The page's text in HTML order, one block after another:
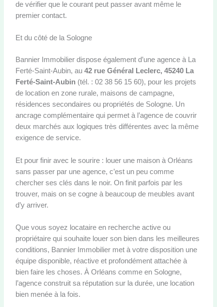
de vérifier que le courant peut passer avant même le
premier contact.
Et du côté de la Sologne
Bannier Immobilier dispose également d’une agence à La
Ferté-Saint-Aubin, au 42 rue Général Leclerc, 45240 La
Ferté-Saint-Aubin(tél. : 02 38 56 15 60), pour les projets
de location en zone rurale, maisons de campagne,
résidences secondaires ou propriétés de Sologne. Un
ancrage complémentaire qui permet à l’agence de couvrir
deux marchés aux logiques très différentes avec la même
exigence de service.
Et pour finir avec le sourire : louer une maison à Orléans
sans passer par une agence, c’est un peu comme
chercher ses clés dans le noir. On finit parfois par les
trouver, mais on se cogne à beaucoup de meubles avant
d’y arriver.
Que vous soyez locataire en recherche active ou
propriétaire qui souhaite louer son bien dans les meilleures
conditions, Bannier Immobilier met à votre disposition une
équipe disponible, réactive et profondément attachée à
bien faire les choses. À Orléans comme en Sologne,
l’agence construit sa réputation sur la durée, une location
bien menée à la fois.